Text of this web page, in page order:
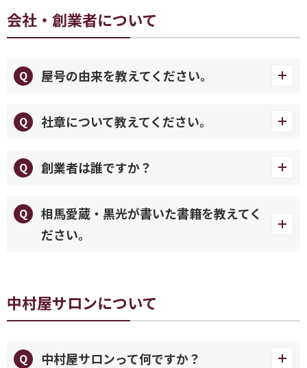
会社・創業者について
屋号の由来を教えてください。
社章について教えてください。
創業者は誰ですか？
相馬愛蔵・黒光が書いた書籍を教えてく
ださい。
中村屋サロンについて
中村屋サロンって何ですか？